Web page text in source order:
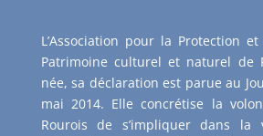
L’Association pour la Protection
Patrimoine culturel et naturel de
née, sa déclaration est parue au
mai 2014. Elle concrétise la
Rourois de s’impliquer dans la